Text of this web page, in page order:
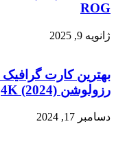
ROG
ژانویه 9, 2025
بهترین کارت
رزولوشن 4K (2024)
دسامبر 17, 2024